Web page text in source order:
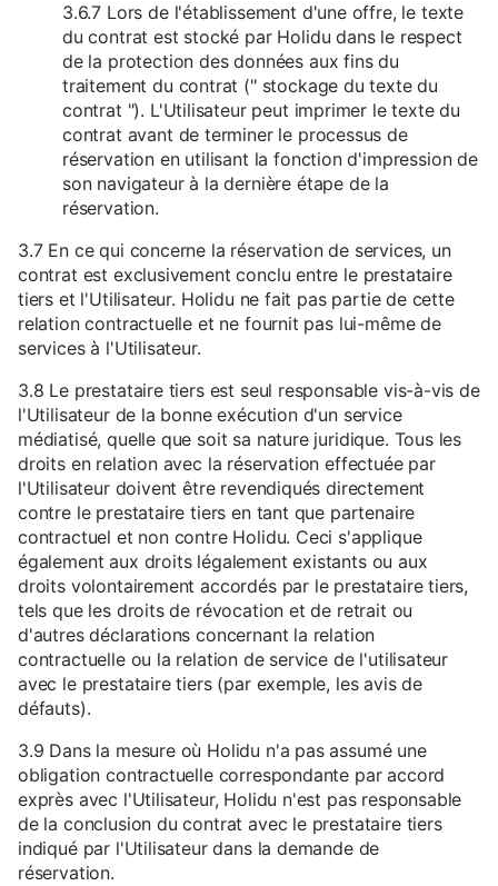
3.6.7 Lors de l'établissement d'une offre, le texte
du contrat est stocké par Holidu dans le respect
de la protection des données aux fins du
traitement du contrat (" stockage du texte du
contrat "). L'Utilisateur peut imprimer le texte du
contrat avant de terminer le processus de
réservation en utilisant la fonction d'impression de
son navigateur à la dernière étape de la
réservation.
3.7 En ce qui concerne la réservation de services, un
contrat est exclusivement conclu entre le prestataire
tiers et l'Utilisateur. Holidu ne fait pas partie de cette
relation contractuelle et ne fournit pas lui-même de
services à l'Utilisateur.
3.8 Le prestataire tiers est seul responsable vis-à-vis de
l'Utilisateur de la bonne exécution d'un service
médiatisé, quelle que soit sa nature juridique. Tous les
droits en relation avec la réservation effectuée par
l'Utilisateur doivent être revendiqués directement
contre le prestataire tiers en tant que partenaire
contractuel et non contre Holidu. Ceci s'applique
également aux droits légalement existants ou aux
droits volontairement accordés par le prestataire tiers,
tels que les droits de révocation et de retrait ou
d'autres déclarations concernant la relation
contractuelle ou la relation de service de l'utilisateur
avec le prestataire tiers (par exemple, les avis de
défauts).
3.9 Dans la mesure où Holidu n'a pas assumé une
obligation contractuelle correspondante par accord
exprès avec l'Utilisateur, Holidu n'est pas responsable
de la conclusion du contrat avec le prestataire tiers
indiqué par l'Utilisateur dans la demande de
réservation.